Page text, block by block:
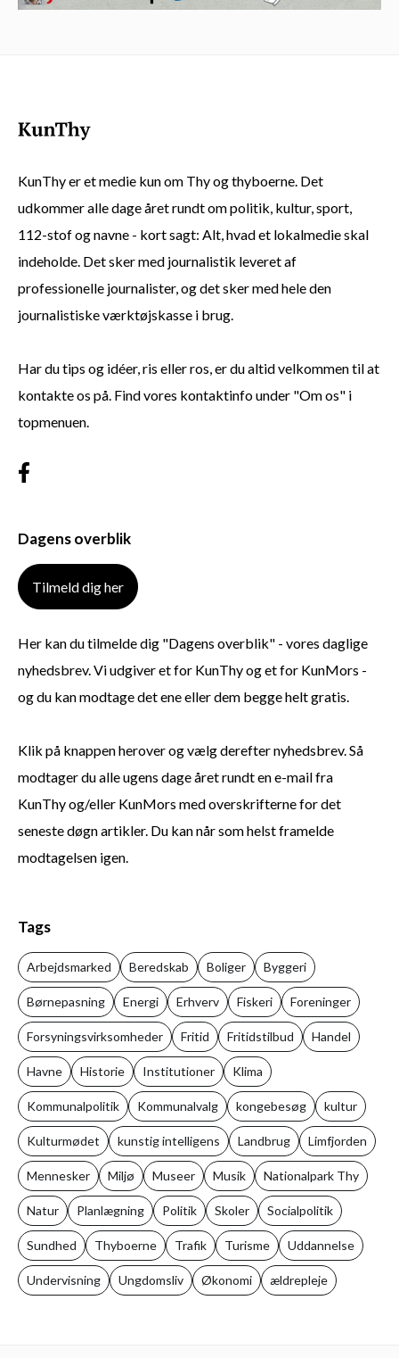
KunThy er et medie kun om Thy og thyboerne. Det
udkommer alle dage året rundt om politik, kultur, sport,
112-stof og navne - kort sagt: Alt, hvad et lokalmedie skal
indeholde. Det sker med journalistik leveret af
professionelle journalister, og det sker med hele den
journalistiske værktøjskasse i brug.
Har du tips og idéer, ris eller ros, er du altid velkommen til at
kontakte os på. Find vores kontaktinfo under "Om os" i
topmenuen.
Dagens overblik
Tilmeld dig her
Her kan du tilmelde dig "Dagens overblik" - vores daglige
nyhedsbrev. Vi udgiver et for KunThy og et for KunMors -
og du kan modtage det ene eller dem begge helt gratis.
Klik på knappen herover og vælg derefter nyhedsbrev. Så
modtager du alle ugens dage året rundt en e-mail fra
KunThy og/eller KunMors med overskrifterne for det
seneste døgn artikler. Du kan når som helst framelde
modtagelsen igen.
Tags
Arbejdsmarked Beredskab Boliger Byggeri
Børnepasning Energi Erhverv Fiskeri Foreninger
Forsyningsvirksomheder Fritid Fritidstilbud Handel
Havne Historie Institutioner Klima
Kommunalpolitik Kommunalvalg kongebesøg kultur
Kulturmødet kunstig intelligens Landbrug Limfjorden
Mennesker Miljø Museer Musik Nationalpark Thy
Natur Planlægning Politik Skoler Socialpolitik
Sundhed Thyboerne Trafik Turisme Uddannelse
Undervisning Ungdomsliv Økonomi ældrepleje